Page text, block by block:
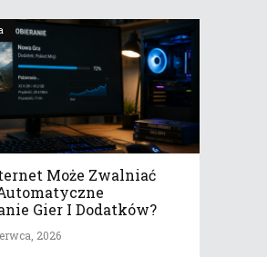
Może Zwalniać
Gier I Dodatków?
2026